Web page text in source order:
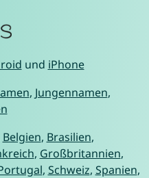
und iPhone
, Jungennamen,
Belgien, Brasilien,
, Großbritannien,
, Schweiz, Spanien,